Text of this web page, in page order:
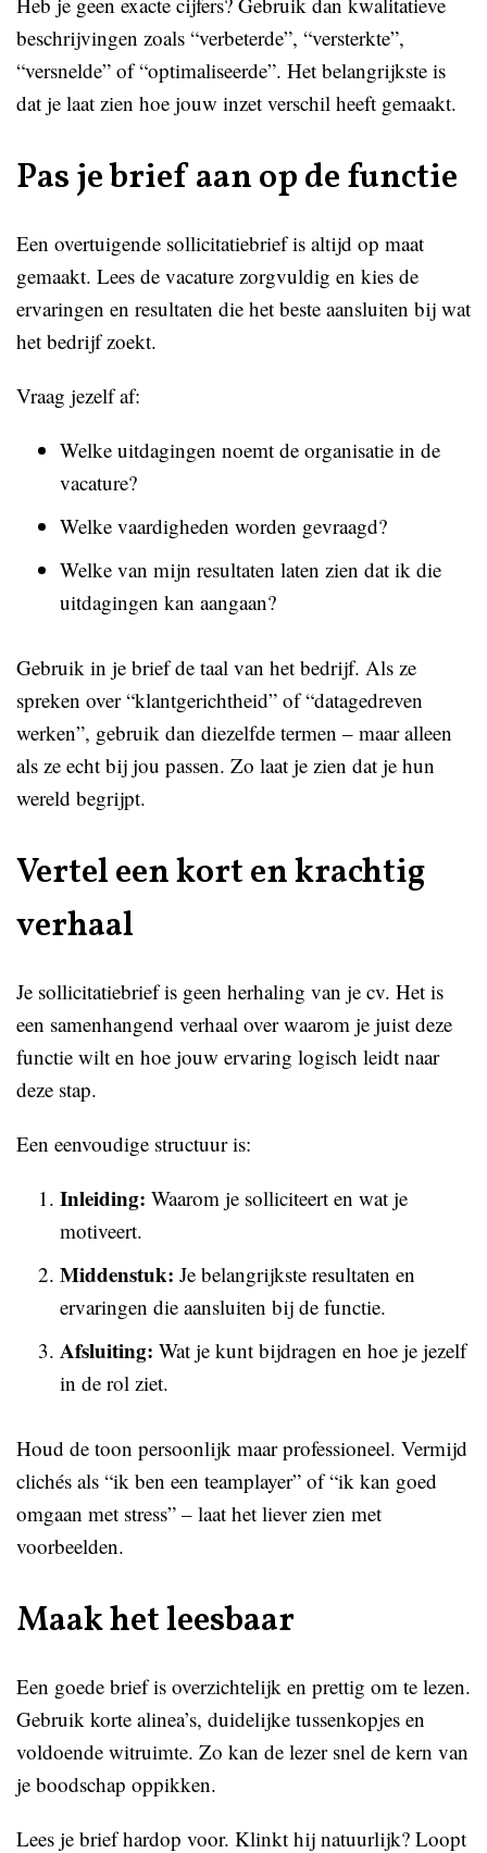
beschrijvingen zoals “verbeterde”, “versterkte”,
“versnelde” of “optimaliseerde”. Het belangrijkste is
dat je laat zien hoe jouw inzet verschil heeft gemaakt.
Pas je brief aan op de functie
Een overtuigende sollicitatiebrief is altijd op maat
gemaakt. Lees de vacature zorgvuldig en kies de
ervaringen en resultaten die het beste aansluiten bij wat
het bedrijf zoekt.
Vraag jezelf af:
Welke uitdagingen noemt de organisatie in de
vacature?
Welke vaardigheden worden gevraagd?
Welke van mijn resultaten laten zien dat ik die
uitdagingen kan aangaan?
Gebruik in je brief de taal van het bedrijf. Als ze
spreken over “klantgerichtheid” of “datagedreven
werken”, gebruik dan diezelfde termen – maar alleen
als ze echt bij jou passen. Zo laat je zien dat je hun
wereld begrijpt.
Vertel een kort en krachtig
verhaal
Je sollicitatiebrief is geen herhaling van je cv. Het is
een samenhangend verhaal over waarom je juist deze
functie wilt en hoe jouw ervaring logisch leidt naar
deze stap.
Een eenvoudige structuur is:
Inleiding: Waarom je solliciteert en wat je
motiveert.
Middenstuk: Je belangrijkste resultaten en
ervaringen die aansluiten bij de functie.
Afsluiting: Wat je kunt bijdragen en hoe je jezelf
in de rol ziet.
Houd de toon persoonlijk maar professioneel. Vermijd
clichés als “ik ben een teamplayer” of “ik kan goed
omgaan met stress” – laat het liever zien met
voorbeelden.
Maak het leesbaar
Een goede brief is overzichtelijk en prettig om te lezen.
Gebruik korte alinea’s, duidelijke tussenkopjes en
voldoende witruimte. Zo kan de lezer snel de kern van
je boodschap oppikken.
Lees je brief hardop voor. Klinkt hij natuurlijk? Loopt